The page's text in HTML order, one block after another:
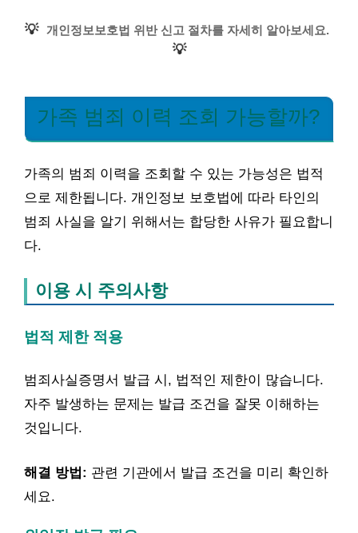
💡 개인정보보호법 위반 신고 절차를 자세히 알아보세요.
💡
가족 범죄 이력 조회 가능할까?
가족의 범죄 이력을 조회할 수 있는 가능성은 법적
으로 제한됩니다. 개인정보 보호법에 따라 타인의
범죄 사실을 알기 위해서는 합당한 사유가 필요합니
다.
이용 시 주의사항
법적 제한 적용
범죄사실증명서 발급 시, 법적인 제한이 많습니다.
자주 발생하는 문제는 발급 조건을 잘못 이해하는
것입니다.
해결 방법: 관련 기관에서 발급 조건을 미리 확인하
세요.